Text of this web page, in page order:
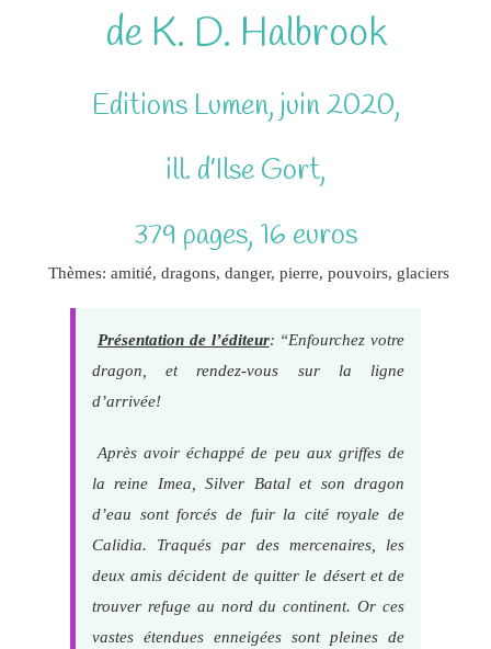
de K. D. Halbrook
Editions Lumen, juin 2020,
ill. d’Ilse Gort,
379 pages, 16 euros
Thèmes: amitié, dragons, danger, pierre, pouvoirs, glaciers
Présentation de l’éditeur: “Enfourchez votre
dragon, et rendez-vous sur la ligne
d’arrivée!
Après avoir échappé de peu aux griffes de
la reine Imea, Silver Batal et son dragon
d’eau sont forcés de fuir la cité royale de
Calidia. Traqués par des mercenaires, les
deux amis décident de quitter le désert et de
trouver refuge au nord du continent. Or ces
vastes étendues enneigées sont pleines de